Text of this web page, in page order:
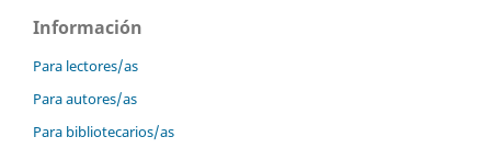
Información
Para lectores/as
Para autores/as
Para bibliotecarios/as